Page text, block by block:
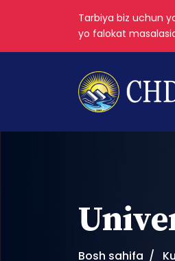
Tarbiya biz uchun
yo falokat
Bosh sahifa